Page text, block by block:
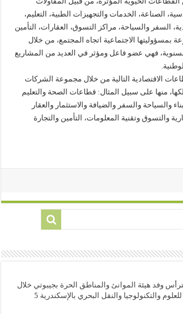
الصناعة، الخدمات والتجهيزات الطبية، التعليم،
السفر والسياحة، مراكز التسوق، العقارات، التأمين
بمسؤوليتها الاجتماعية اتجاه المجتمع، من خلال
فهي عضو فاعل ومؤثر في العديد من المشاريع
الاقتصادية التالية من خلال مجموعة الشركات
منها على سبيل المثال: قطاعات الصحة والتعليم
والسياحة والسفر والضيافة والاستثمار والعقار
والتسوق وتقنية المعلومات، التأمين والتجارة
وفد هيئة الموانئ والمناطق الحرة بجيبوتي خلال
للعلوم والتكنولوجيا والنقل البحري بالإسكندرية 5